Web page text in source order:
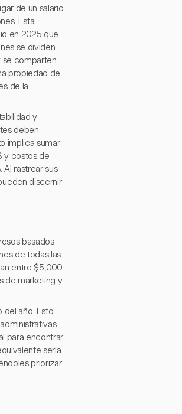
de un salario
Esta
en 2025 que
se dividen
se comparten
propiedad de
de la
y
deben
implica sumar
y costos de
rastrear sus
discernir
basados
de todas las
entre $5,000
de marketing y
del año. Esto
para encontrar
sería
priorizar